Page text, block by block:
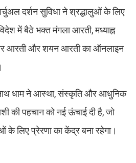
दर्शन सुविधा ने श्रद्धालुओं के लिए
में बैठे भक्त मंगला आरती, मध्याह्न
आरती और शयन आरती का ऑनलाइन
धाम ने आस्था, संस्कृति और आधुनिक
की पहचान को नई ऊंचाई दी है, जो
के लिए प्रेरणा का केंद्र बना रहेगा।